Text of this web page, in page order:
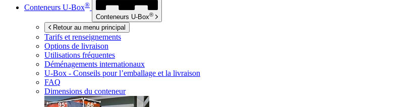
Conteneurs U-Box®
Conteneurs U-Box®
Retour au menu principal
Tarifs et renseignements
Options de livraison
Utilisations fréquentes
Déménagements internationaux
U-Box - Conseils pour l’emballage et la livraison
FAQ
Dimensions du conteneur